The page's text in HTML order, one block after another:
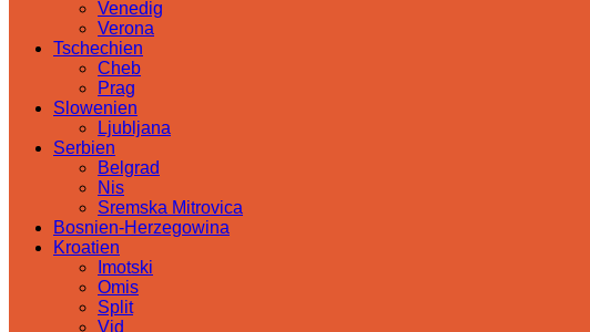
Venedig
Verona
Tschechien
Cheb
Prag
Slowenien
Ljubljana
Serbien
Belgrad
Nis
Sremska Mitrovica
Bosnien-Herzegowina
Kroatien
Imotski
Omis
Split
Vid